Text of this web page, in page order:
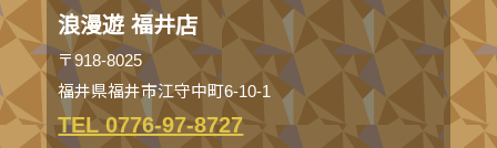
浪漫遊 福井店
〒918-8025
福井県福井市江守中町6-10-1
TEL 0776-97-8727